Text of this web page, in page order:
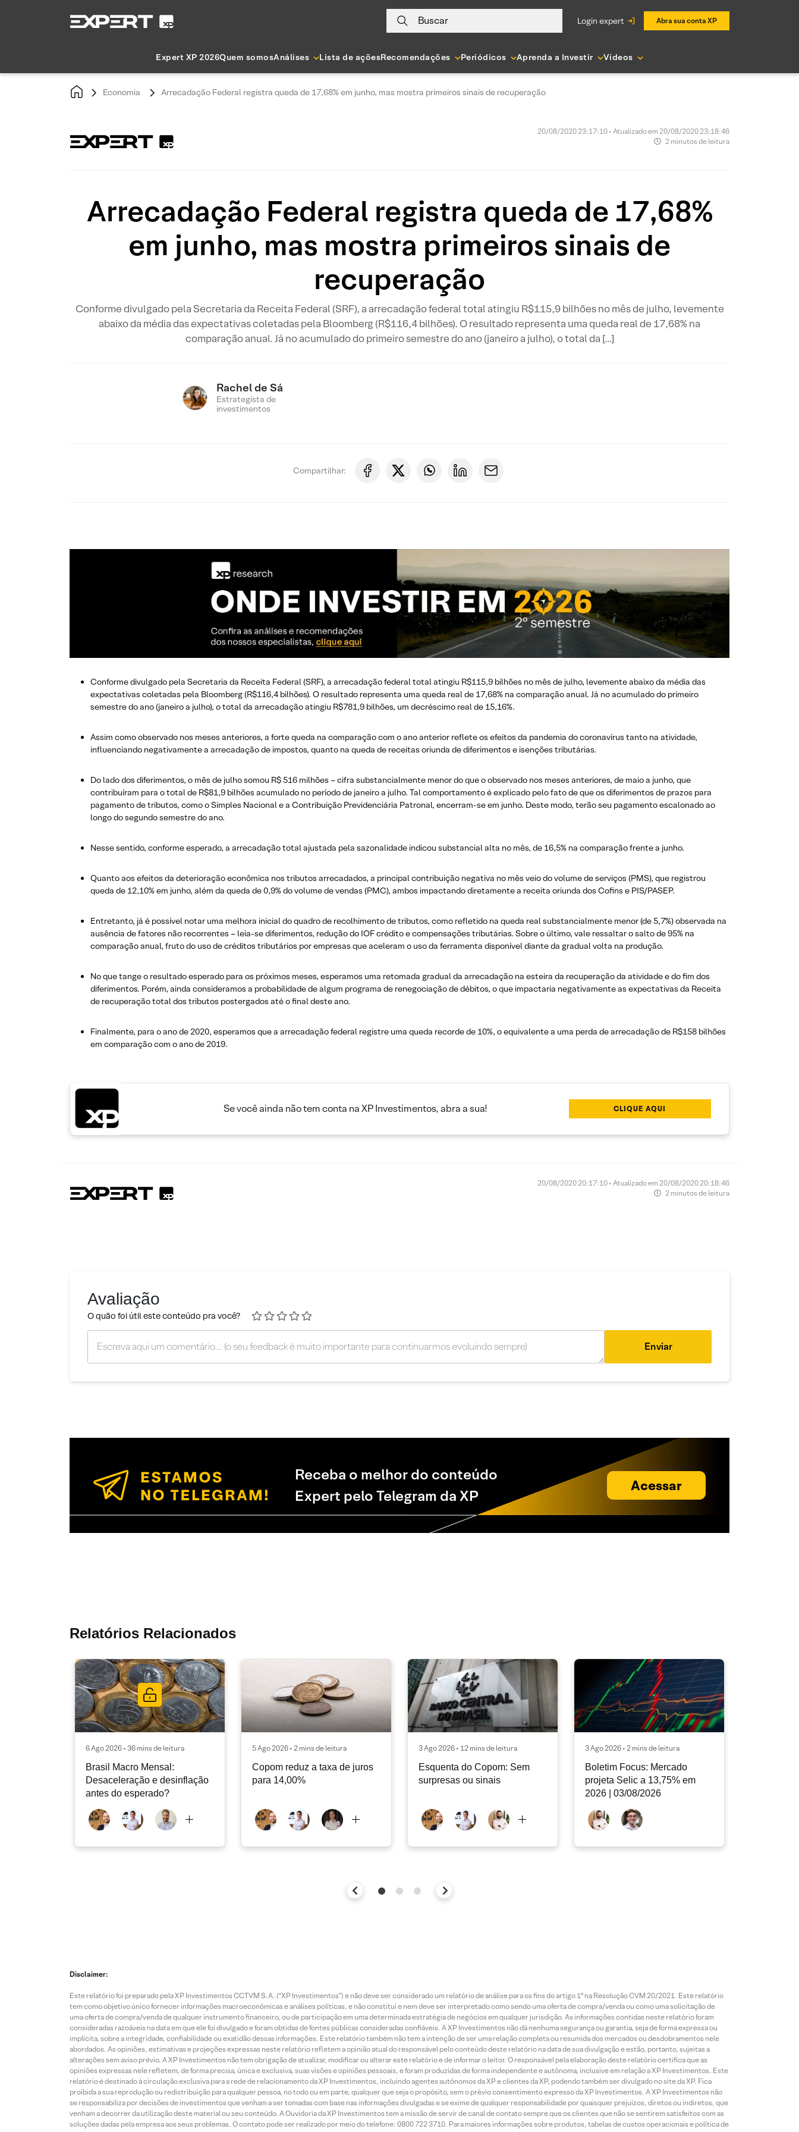
Buscar login expert Abra sua conta XP
Expert XP 2026Quem somosAnálises Lista de açõesRecomendações Periódicos Aprenda a Investir Vídeos
Economia Arrecadação Federal registra queda de 17,68% em junho, mas mostra primeiros sinais de recuperação
20/08/2020 23:17:10 • Atualizado em 20/08/2020 23:18:46
2 minutos de leitura
Arrecadação Federal registra queda de 17,68%
em junho, mas mostra primeiros sinais de
recuperação
Conforme divulgado pela Secretaria da Receita Federal (SRF), a arrecadação federal total atingiu R$115,9 bilhões no mês de julho, levemente
abaixo da média das expectativas coletadas pela Bloomberg (R$116,4 bilhões). O resultado representa uma queda real de 17,68% na
comparação anual. Já no acumulado do primeiro semestre do ano (janeiro a julho), o total da […]
Rachel de Sá
Estrategista de
investimentos
Compartilhar:
Conforme divulgado pela Secretaria da Receita Federal (SRF), a arrecadação federal total atingiu R$115,9 bilhões no mês de julho, levemente abaixo da média das
expectativas coletadas pela Bloomberg (R$116,4 bilhões). O resultado representa uma queda real de 17,68% na comparação anual. Já no acumulado do primeiro
semestre do ano (janeiro a julho), o total da arrecadação atingiu R$781,9 bilhões, um decréscimo real de 15,16%.
Assim como observado nos meses anteriores, a forte queda na comparação com o ano anterior reflete os efeitos da pandemia do coronavírus tanto na atividade,
influenciando negativamente a arrecadação de impostos, quanto na queda de receitas oriunda de diferimentos e isenções tributárias.
Do lado dos diferimentos, o mês de julho somou R$ 516 milhões – cifra substancialmente menor do que o observado nos meses anteriores, de maio a junho, que
contribuíram para o total de R$81,9 bilhões acumulado no período de janeiro a julho. Tal comportamento é explicado pelo fato de que os diferimentos de prazos para
pagamento de tributos, como o Simples Nacional e a Contribuição Previdenciária Patronal, encerram-se em junho. Deste modo, terão seu pagamento escalonado ao
longo do segundo semestre do ano.
Nesse sentido, conforme esperado, a arrecadação total ajustada pela sazonalidade indicou substancial alta no mês, de 16,5% na comparação frente a junho.
Quanto aos efeitos da deterioração econômica nos tributos arrecadados, a principal contribuição negativa no mês veio do volume de serviços (PMS), que registrou
queda de 12,10% em junho, além da queda de 0,9% do volume de vendas (PMC), ambos impactando diretamente a receita oriunda dos Cofins e PIS/PASEP.
Entretanto, já é possível notar uma melhora inicial do quadro de recolhimento de tributos, como refletido na queda real substancialmente menor (de 5,7%) observada na
ausência de fatores não recorrentes – leia-se diferimentos, redução do IOF crédito e compensações tributárias. Sobre o último, vale ressaltar o salto de 95% na
comparação anual, fruto do uso de créditos tributários por empresas que aceleram o uso da ferramenta disponível diante da gradual volta na produção.
No que tange o resultado esperado para os próximos meses, esperamos uma retomada gradual da arrecadação na esteira da recuperação da atividade e do fim dos
diferimentos. Porém, ainda consideramos a probabilidade de algum programa de renegociação de débitos, o que impactaria negativamente as expectativas da Receita
de recuperação total dos tributos postergados até o final deste ano.
Finalmente, para o ano de 2020, esperamos que a arrecadação federal registre uma queda recorde de 10%, o equivalente a uma perda de arrecadação de R$158 bilhões
em comparação com o ano de 2019.
Se você ainda não tem conta na XP Investimentos, abra a sua! CLIQUE AQUI
20/08/2020 20:17:10 • Atualizado em 20/08/2020 20:18:46
2 minutos de leitura
Avaliação
O quão foi útil este conteúdo pra você?
Enviar
Receba o melhor do conteúdo
Expert pelo Telegram da XP
Acessar
Relatórios Relacionados
6 Ago 2026 • 36 mins de leitura
Brasil Macro Mensal:
Desaceleração e desinflação
antes do esperado?
5 Ago 2026 • 2 mins de leitura
Copom reduz a taxa de juros
para 14,00%
3 Ago 2026 • 12 mins de leitura
Esquenta do Copom: Sem
surpresas ou sinais
3 Ago 2026 • 2 mins de leitura
Boletim Focus: Mercado
projeta Selic a 13,75% em
2026 | 03/08/2026
Disclaimer:
Este relatório foi preparado pela XP Investimentos CCTVM S.A. (“XP Investimentos”) e não deve ser considerado um relatório de análise para os fins do artigo 1º na Resolução CVM 20/2021. Este relatório
tem como objetivo único fornecer informações macroeconômicas e análises políticas, e não constitui e nem deve ser interpretado como sendo uma oferta de compra/venda ou como uma solicitação de
uma oferta de compra/venda de qualquer instrumento financeiro, ou de participação em uma determinada estratégia de negócios em qualquer jurisdição. As informações contidas neste relatório foram
consideradas razoáveis na data em que ele foi divulgado e foram obtidas de fontes públicas consideradas confiáveis. A XP Investimentos não dá nenhuma segurança ou garantia, seja de forma expressa ou
implícita, sobre a integridade, confiabilidade ou exatidão dessas informações. Este relatório também não tem a intenção de ser uma relação completa ou resumida dos mercados ou desdobramentos nele
abordados. As opiniões, estimativas e projeções expressas neste relatório refletem a opinião atual do responsável pelo conteúdo deste relatório na data de sua divulgação e estão, portanto, sujeitas a
alterações sem aviso prévio. A XP Investimentos não tem obrigação de atualizar, modificar ou alterar este relatório e de informar o leitor. O responsável pela elaboração deste relatório certifica que as
opiniões expressas nele refletem, de forma precisa, única e exclusiva, suas visões e opiniões pessoais, e foram produzidas de forma independente e autônoma, inclusive em relação a XP Investimentos. Este
relatório é destinado à circulação exclusiva para a rede de relacionamento da XP Investimentos, incluindo agentes autônomos da XP e clientes da XP, podendo também ser divulgado no site da XP. Fica
proibida a sua reprodução ou redistribuição para qualquer pessoa, no todo ou em parte, qualquer que seja o propósito, sem o prévio consentimento expresso da XP Investimentos. A XP Investimentos não
se responsabiliza por decisões de investimentos que venham a ser tomadas com base nas informações divulgadas e se exime de qualquer responsabilidade por quaisquer prejuízos, diretos ou indiretos, que
venham a decorrer da utilização deste material ou seu conteúdo. A Ouvidoria da XP Investimentos tem a missão de servir de canal de contato sempre que os clientes que não se sentirem satisfeitos com as
soluções dadas pela empresa aos seus problemas. O contato pode ser realizado por meio do telefone: 0800 722 3710. Para maiores informações sobre produtos, tabelas de custos operacionais e política de